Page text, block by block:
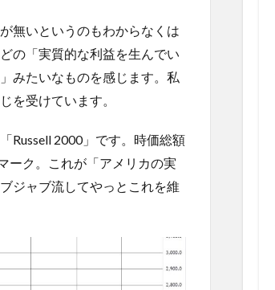
無いというのもわからなくは
の「実質的な利益を生んでい
みたいなものを感じます。私
を受けています。
Russell 2000」です。時価総額
ーク。これが「アメリカの実
ジャブ流してやっとこれを維